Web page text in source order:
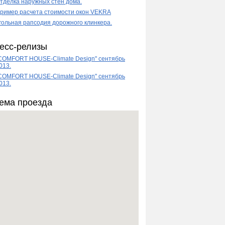
наружных стен дома.
расчета стоимости окон VEKRA
рапсодия дорожного клинкера.
релизы
HOUSE-Climate Design" сентябрь
HOUSE-Climate Design" сентябрь
проезда